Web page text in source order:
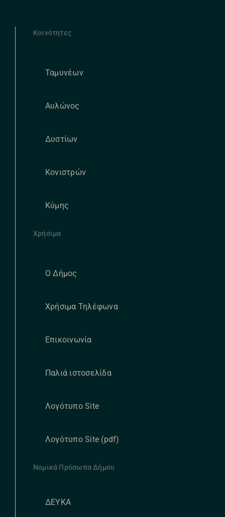
Κοινότητες
Ταμυνέων
Αυλώνος
Δυστίων
Κονιστρών
Κύμης
Χρήσιμα
Ο Δήμος
Χρήσιμα Τηλέφωνα
Επικοινωνία
Παλιά ιστοσελίδα
Λογότυπο Site
Λογότυπο Site (pdf)
Νομικά Πρόσωπα Δήμου
ΔΕΥΚΑ